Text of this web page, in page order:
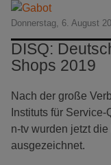
Donnerstag, 6. August
DISQ:
Shops 2019
Nach der große
Instituts für
n-tv wurden jetzt
ausgezeichnet.